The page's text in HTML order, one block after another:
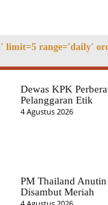
limit=5 range='daily'
Dewas KPK
Pelanggaran Etik
4 Agustus 2026
PM Thailand
Disambut Meriah